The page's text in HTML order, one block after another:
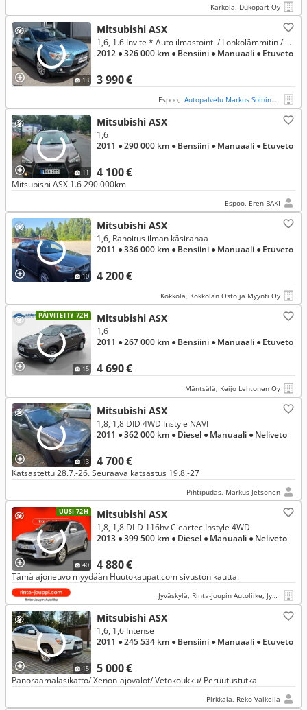
Kärkölä, Dukopart Oy
13
Mitsubishi ASX
3 990 €
1,6, 1.6 Invite * Auto ilmastointi / Lohkolämmitin / Vetokoukku / Huoltokirja / Katsastettu 4/26 / Cruise *
2012 ● 326 000 km ● Bensiini ● Manuaali ● Etuveto
Espoo, Autopalvelu Markus Soininen Oy
11
Mitsubishi ASX
4 100 €
1,6
2011 ● 290 000 km ● Bensiini ● Manuaali ● Etuveto
Mitsubishi ASX 1.6 290.000km
Espoo, Eren BAKİ
10
Mitsubishi ASX
4 200 €
1,6, Rahoitus ilman käsirahaa
2011 ● 336 000 km ● Bensiini ● Manuaali ● Etuveto
Kokkola, Kokkolan Osto ja Myynti Oy
PÄIVITETTY 72H
15
Mitsubishi ASX
4 690 €
1,6
2011 ● 267 000 km ● Bensiini ● Manuaali ● Etuveto
Mäntsälä, Keijo Lehtonen Oy
13
Mitsubishi ASX
4 700 €
1,8, 1,8 DID 4WD Instyle NAVI
2011 ● 362 000 km ● Diesel ● Manuaali ● Neliveto
Katsastettu 28.7.-26. Seuraava katsastus 19.8.-27
Pihtipudas, Markus Jetsonen
UUSI 72H
40
Mitsubishi ASX
4 880 €
1,8, 1,8 DI-D 116hv Cleartec Instyle 4WD
2013 ● 399 500 km ● Diesel ● Manuaali ● Neliveto
Tämä ajoneuvo myydään Huutokaupat.com sivuston kautta.
Jyväskylä, Rinta-Joupin Autoliike, Jyväskylä
15
Mitsubishi ASX
5 000 €
1,6, 1,6 Intense
2011 ● 245 534 km ● Bensiini ● Manuaali ● Etuveto
Panoraamalasikatto/ Xenon-ajovalot/ Vetokoukku/ Peruutustutka
Pirkkala, Reko Valkeila